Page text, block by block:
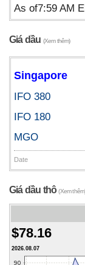
As of7:59 AM
Giá dầu (Xem thêm)
Singapore
IFO 380
IFO 180
MGO
Date
Giá dầu thô(Xem
$78.16
2026.08.07